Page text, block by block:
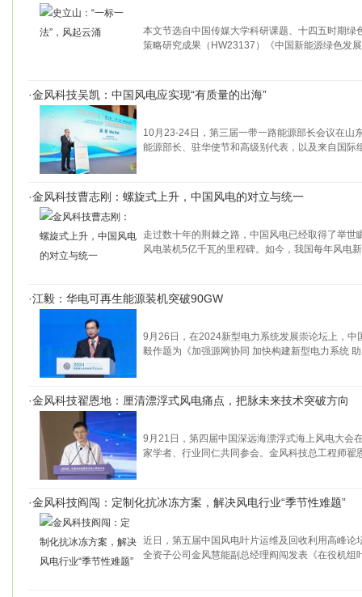
本文节选自中国传媒大学科研课题、十四五时期绿
策略研究成果（HW23137）《中国新能源绿色发
·金风科技吴凯：中国风电应实现“有质量的出海”
10月23-24日，第三届一带一路能源部长会议在山
能源部长、驻华使节和高级别代表，以及来自国际
·金风科技曹志刚：螺旋式上升，中国风电的对立与统一
走过数十年的荆棘之路，中国风电已经取得了举世
风电装机5亿千瓦的里程碑。如今，我国每年风电
·江毅：华电可再生能源装机突破90GW
9月26日，在2024新型电力系统发展崇论坛上，中
毅作题为《加强源网协同 加快构建新型电力系统
·金风科技翟恩地：厘清漂浮式风电痛点，把脉未来技术突破方向
9月21日，第四届中国深远海漂浮式海上风电大会
家学者、行业同仁共同参会。金风科技总工程师翟
·金风科技阎闯：定制化抗冰冻方案，解决风电行业“季节性难题”
近日，第五届中国风电叶片运维及回收利用高峰论
全资子公司金风慧能副总经理阎闯发表《在役机组